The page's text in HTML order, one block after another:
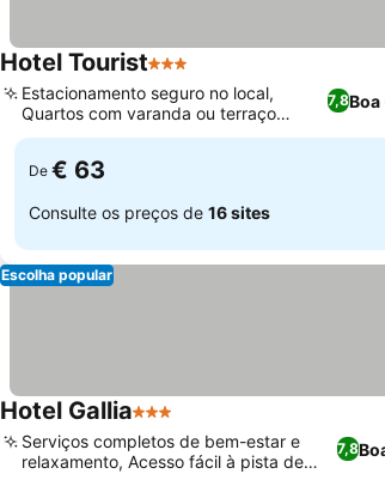
Hotel Tourist3 Estrelas
7,8Boa
Estacionamento seguro no local,
Quartos com varanda ou terraço
privativo
De € 63
Consulte os preços de 16 sites
Escolha popular
Hotel Gallia3 Estrelas
7,8
Serviços completos de bem-estar e
relaxamento, Acesso fácil à pista de